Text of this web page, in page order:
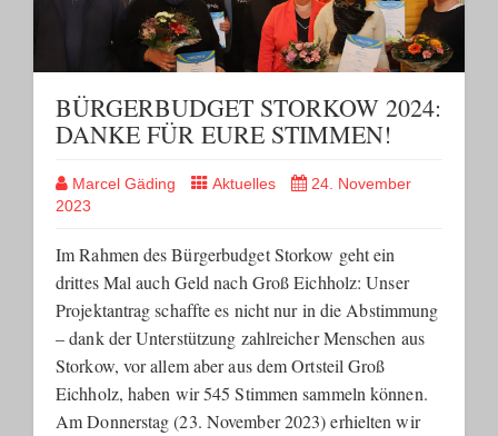
BÜRGERBUDGET STORKOW 2024:
DANKE FÜR EURE STIMMEN!
Marcel Gäding Aktuelles
24. November
2023
Im Rahmen des Bürgerbudget Storkow geht ein
drittes Mal auch Geld nach Groß Eichholz: Unser
Projektantrag schaffte es nicht nur in die Abstimmung
– dank der Unterstützung zahlreicher Menschen aus
Storkow, vor allem aber aus dem Ortsteil Groß
Eichholz, haben wir 545 Stimmen sammeln können.
Am Donnerstag (23. November 2023) erhielten wir